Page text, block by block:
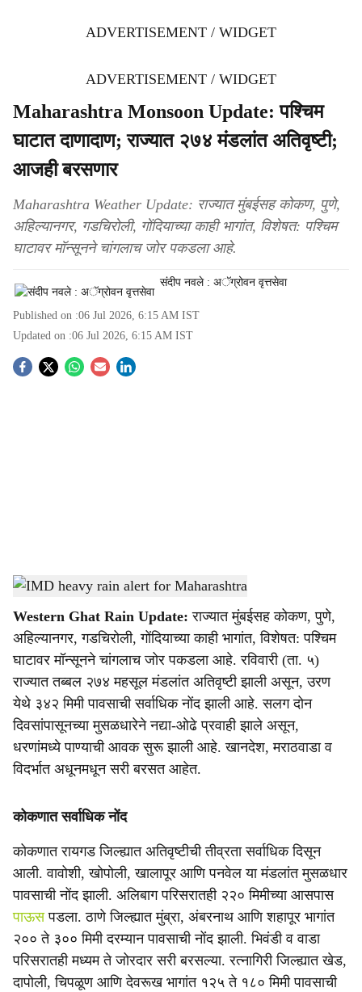
ADVERTISEMENT / WIDGET
ADVERTISEMENT / WIDGET
Maharashtra Monsoon Update: पश्चिम
घाटात दाणादाण; राज्यात २७४ मंडलांत अतिवृष्टी;
आजही बरसणार
Maharashtra Weather Update: राज्यात मुंबईसह कोकण, पुणे,
अहिल्यानगर, गडचिरोली, गोंदियाच्या काही भागांत, विशेषत: पश्‍चिम
घाटावर मॉन्सूनने चांगलाच जोर पकडला आहे.
संदीप नवले : अॅग्रोवन वृत्तसेवा
Published on :06 Jul 2026, 6:15 AM IST
Updated on :06 Jul 2026, 6:15 AM IST
S
a
r
e
Heavy rainfall in Western Ghats-Agrowon
Western Ghat Rain Update: राज्यात मुंबईसह कोकण, पुणे,
अहिल्यानगर, गडचिरोली, गोंदियाच्या काही भागांत, विशेषत: पश्‍चिम
घाटावर मॉन्सूनने चांगलाच जोर पकडला आहे. रविवारी (ता. ५)
राज्यात तब्बल २७४ महसूल मंडलांत अतिवृष्टी झाली असून, उरण
येथे ३४२ मिमी पावसाची सर्वाधिक नोंद झाली आहे. सलग दोन
दिवसांपासूनच्या मुसळधारेने नद्या-ओढे प्रवाही झाले असून,
धरणांमध्ये पाण्याची आवक सुरू झाली आहे. खानदेश, मराठवाडा व
विदर्भात अधूनमधून सरी बरसत आहेत.
कोकणात सर्वाधिक नोंद
कोकणात रायगड जिल्ह्यात अतिवृष्टीची तीव्रता सर्वाधिक दिसून
आली. वावोशी, खोपोली, खालापूर आणि पनवेल या मंडलांत मुसळधार
पावसाची नोंद झाली. अलिबाग परिसरातही २२० मिमीच्या आसपास
पाऊसपडला. ठाणे जिल्ह्यात मुंब्रा, अंबरनाथ आणि शहापूर भागांत
२०० ते ३०० मिमी दरम्यान पावसाची नोंद झाली. भिवंडी व वाडा
परिसरातही मध्यम ते जोरदार सरी बरसल्या. रत्नागिरी जिल्ह्यात खेड,
दापोली, चिपळूण आणि देवरूख भागांत १२५ ते १८० मिमी पावसाची